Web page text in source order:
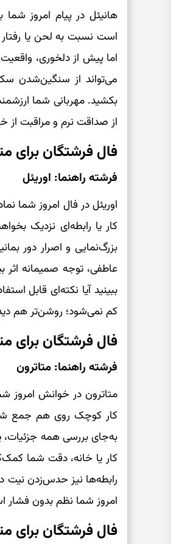
هانیئل در پیام امروز
است نسبت به لحن یا
اما پیش از دلخوری،
می‌تواند از سنگین‌شدن
بکشید. مهربانی شما
از صداقت نرم و مراقبت
فال فرشتگان برای
فرشته راهنما: اوریئل
اوریئل در فال امروز
کار یا رابطه‌ای نزدیک
بزرگ‌نمایی و اصرار دور
عاطفی، توجه صمیمانه اثر
ببینید آیا نکته‌ای قابل
کم نمی‌شود؛ روشن‌تر هم
فال فرشتگان برای
فرشته راهنما: متاترون
متاترون در خوانش امروز
کار کوچک روی هم جمع
به‌جای بررسی همه
کار یا خانه، دقت شما
رابطه‌ها نیز حدس‌زدن نیت
امروز شما نظم بدون فشار
فال فرشتگان برای